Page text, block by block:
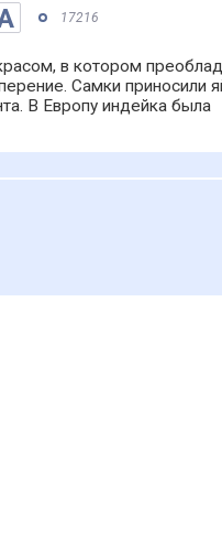
17216
в котором
Самки приносили
В Европу индейка была